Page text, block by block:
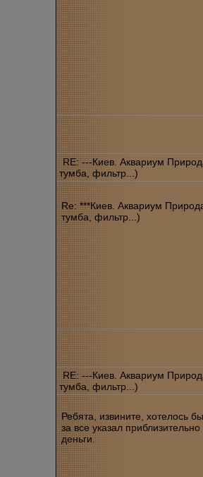
RE: ---Киев. Аквариум
тумба, фильтр...)
Re: ***Киев. Аквариум
тумба, фильтр...)
RE: ---Киев. Аквариум
тумба, фильтр...)
Ребята, извините, хотелось
за все указал
деньги.